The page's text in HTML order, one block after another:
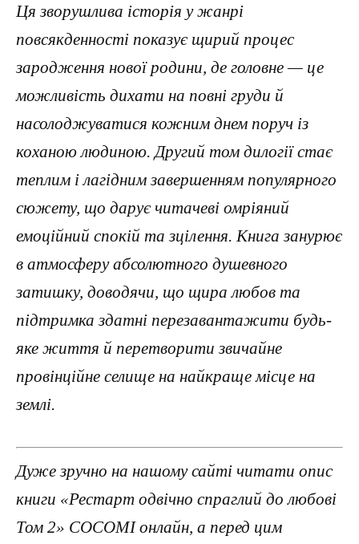
Ця зворушлива історія у жанрі
повсякденності показує щирий процес
зародження нової родини, де головне — це
можливість дихати на повні груди й
насолоджуватися кожним днем поруч із
коханою людиною. Другий том дилогії стає
теплим і лагідним завершенням популярного
сюжету, що дарує читачеві омріяний
емоційний спокій та зцілення. Книга занурює
в атмосферу абсолютного душевного
затишку, доводячи, що щира любов та
підтримка здатні перезавантажити будь-
яке життя й перетворити звичайне
провінційне селище на найкраще місце на
землі.
Дуже зручно на нашому сайті читати опис
книги «Рестарт одвічно спраглий до любові
Том 2» COCOMI онлайн, а перед цим